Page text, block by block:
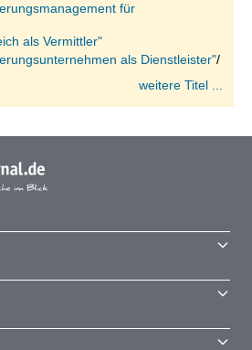
für
als Vermittler"
als Dienstleister"/
weitere Titel ...